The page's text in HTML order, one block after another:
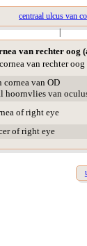
centraal ulcus van
|
van rechter oog
van rechter oog
cornea van OD
hoornvlies van
of right eye
of right eye